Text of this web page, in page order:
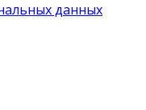
данных